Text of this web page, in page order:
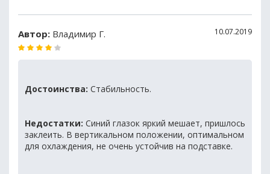
Автор: Владимир Г. 10.07.2019
Достоинства: Стабильность.
Недостатки: Синий глазок яркий мешает, пришлось
заклеить. В вертикальном положении, оптимальном
для охлаждения, не очень устойчив на подставке.